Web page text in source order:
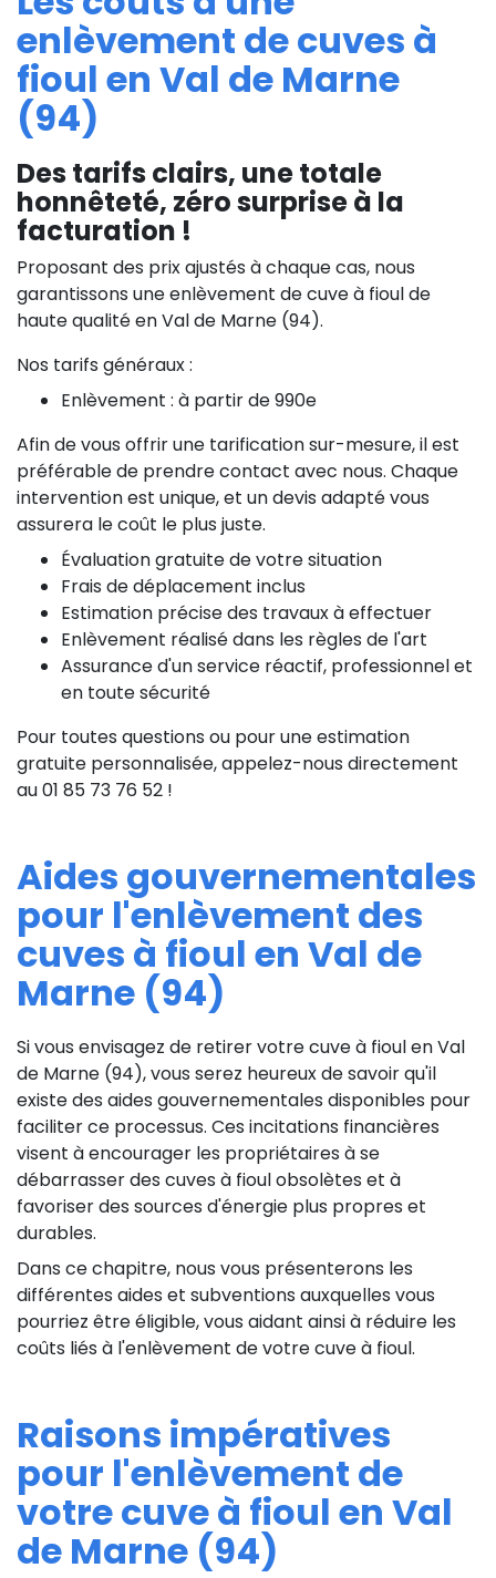
enlèvement de cuves à
fioul en Val de Marne
(94)
Des tarifs clairs, une totale
honnêteté, zéro surprise à la
facturation !
Proposant des prix ajustés à chaque cas, nous
garantissons une enlèvement de cuve à fioul de
haute qualité en Val de Marne (94).
Nos tarifs généraux :
Enlèvement : à partir de 990e
Afin de vous offrir une tarification sur-mesure, il est
préférable de prendre contact avec nous. Chaque
intervention est unique, et un devis adapté vous
assurera le coût le plus juste.
Évaluation gratuite de votre situation
Frais de déplacement inclus
Estimation précise des travaux à effectuer
Enlèvement réalisé dans les règles de l'art
Assurance d'un service réactif, professionnel et
en toute sécurité
Pour toutes questions ou pour une estimation
gratuite personnalisée, appelez-nous directement
au 01 85 73 76 52 !
Aides gouvernementales
pour l'enlèvement des
cuves à fioul en Val de
Marne (94)
Si vous envisagez de retirer votre cuve à fioul en Val
de Marne (94), vous serez heureux de savoir qu'il
existe des aides gouvernementales disponibles pour
faciliter ce processus. Ces incitations financières
visent à encourager les propriétaires à se
débarrasser des cuves à fioul obsolètes et à
favoriser des sources d'énergie plus propres et
durables.
Dans ce chapitre, nous vous présenterons les
différentes aides et subventions auxquelles vous
pourriez être éligible, vous aidant ainsi à réduire les
coûts liés à l'enlèvement de votre cuve à fioul.
Raisons impératives
pour l'enlèvement de
votre cuve à fioul en Val
de Marne (94)